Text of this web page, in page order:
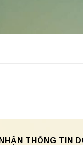
NHẬN THÔNG TIN